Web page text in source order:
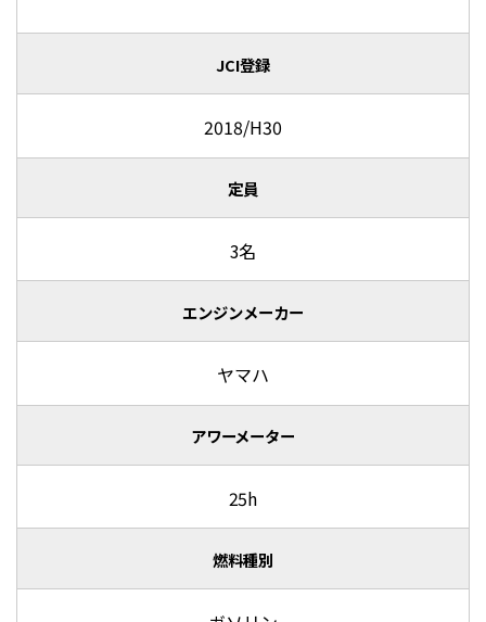
JCI登録
2018/H30
定員
3名
エンジンメーカー
ヤマハ
アワーメーター
25h
燃料種別